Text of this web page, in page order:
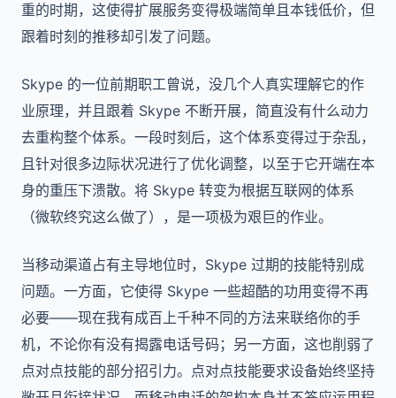
重的时期，这使得扩展服务变得极端简单且本钱低价，但
跟着时刻的推移却引发了问题。
Skype 的一位前期职工曾说，没几个人真实理解它的作
业原理，并且跟着 Skype 不断开展，简直没有什么动力
去重构整个体系。一段时刻后，这个体系变得过于杂乱，
且针对很多边际状况进行了优化调整，以至于它开端在本
身的重压下溃散。将 Skype 转变为根据互联网的体系
（微软终究这么做了），是一项极为艰巨的作业。
当移动渠道占有主导地位时，Skype 过期的技能特别成
问题。一方面，它使得 Skype 一些超酷的功用变得不再
必要——现在我有成百上千种不同的方法来联络你的手
机，不论你有没有揭露电话号码；另一方面，这也削弱了
点对点技能的部分招引力。点对点技能要求设备始终坚持